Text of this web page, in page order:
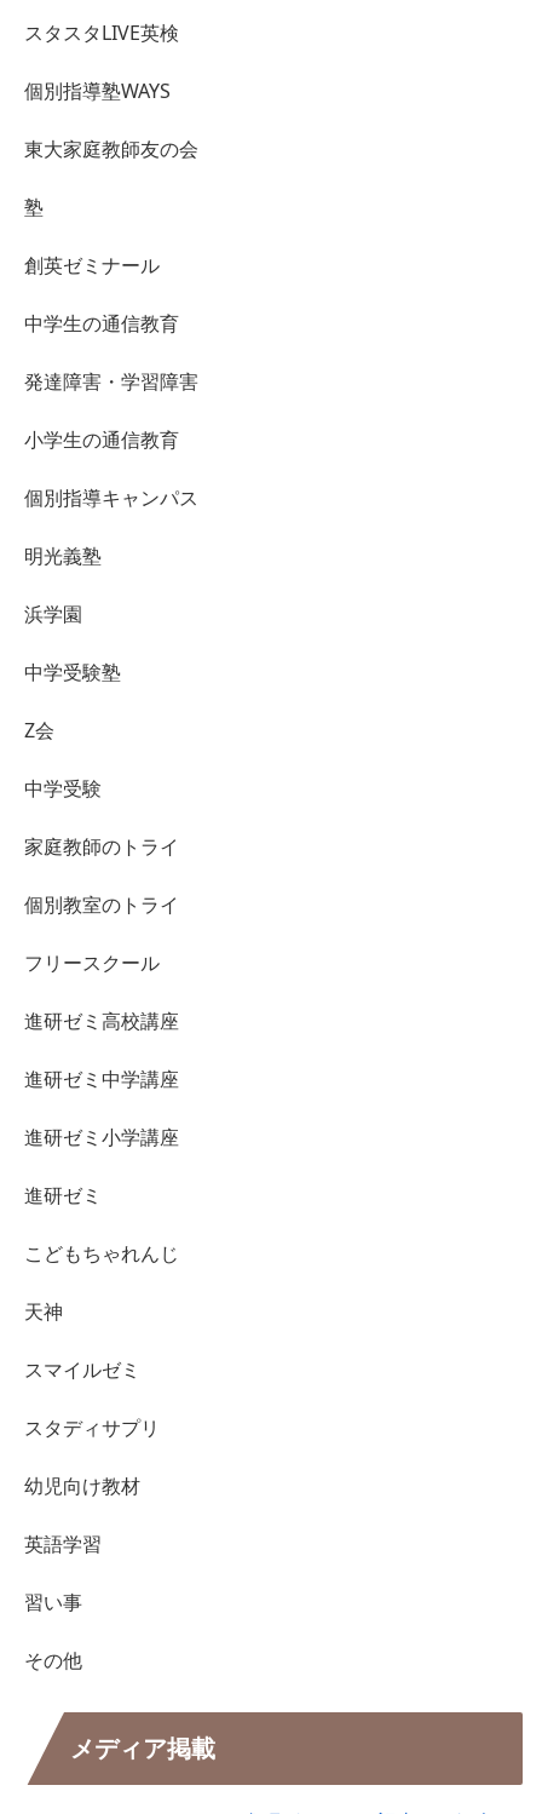
スタスタLIVE英検
個別指導塾WAYS
東大家庭教師友の会
塾
創英ゼミナール
中学生の通信教育
発達障害・学習障害
小学生の通信教育
個別指導キャンパス
明光義塾
浜学園
中学受験塾
Z会
中学受験
家庭教師のトライ
個別教室のトライ
フリースクール
進研ゼミ高校講座
進研ゼミ中学講座
進研ゼミ小学講座
進研ゼミ
こどもちゃれんじ
天神
スマイルゼミ
スタディサプリ
幼児向け教材
英語学習
習い事
その他
メディア掲載